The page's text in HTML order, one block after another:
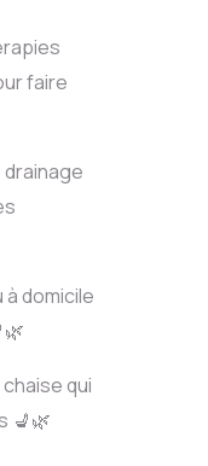
faire
domicile
qui
💺🌿